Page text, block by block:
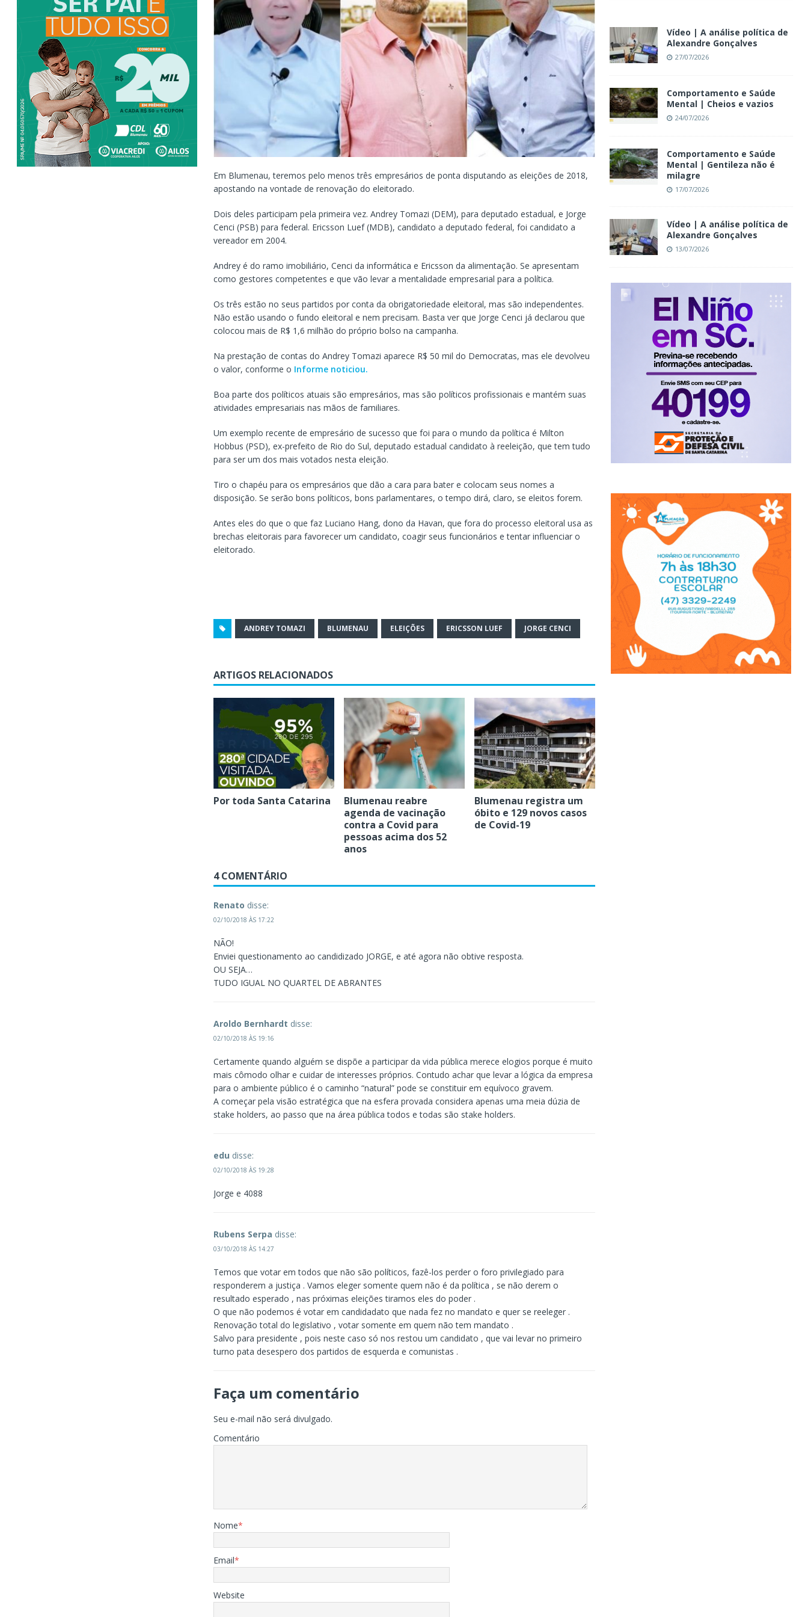
Em Blumenau, teremos pelo menos três empresários de ponta disputando as eleições de 2018,
apostando na vontade de renovação do eleitorado.
Dois deles participam pela primeira vez. Andrey Tomazi (DEM), para deputado estadual, e Jorge
Cenci (PSB) para federal. Ericsson Luef (MDB), candidato a deputado federal, foi candidato a
vereador em 2004.
Andrey é do ramo imobiliário, Cenci da informática e Ericsson da alimentação. Se apresentam
como gestores competentes e que vão levar a mentalidade empresarial para a política.
Os três estão no seus partidos por conta da obrigatoriedade eleitoral, mas são independentes.
Não estão usando o fundo eleitoral e nem precisam. Basta ver que Jorge Cenci já declarou que
colocou mais de R$ 1,6 milhão do próprio bolso na campanha.
Na prestação de contas do Andrey Tomazi aparece R$ 50 mil do Democratas, mas ele devolveu
o valor, conforme o Informe noticiou.
Boa parte dos políticos atuais são empresários, mas são políticos profissionais e mantém suas
atividades empresariais nas mãos de familiares.
Um exemplo recente de empresário de sucesso que foi para o mundo da política é Milton
Hobbus (PSD), ex-prefeito de Rio do Sul, deputado estadual candidato à reeleição, que tem tudo
para ser um dos mais votados nesta eleição.
Tiro o chapéu para os empresários que dão a cara para bater e colocam seus nomes a
disposição. Se serão bons políticos, bons parlamentares, o tempo dirá, claro, se eleitos forem.
Antes eles do que o que faz Luciano Hang, dono da Havan, que fora do processo eleitoral usa as
brechas eleitorais para favorecer um candidato, coagir seus funcionários e tentar influenciar o
eleitorado.
ANDREY TOMAZI BLUMENAU ELEIÇÕES ERICSSON LUEF JORGE CENCI
ARTIGOS RELACIONADOS
Por toda Santa Catarina
Blumenau reabre
agenda de vacinação
contra a Covid para
pessoas acima dos 52
anos
Blumenau registra um
óbito e 129 novos casos
de Covid-19
4 COMENTÁRIO
Renato disse:
02/10/2018 ÀS 17:22
NÃO!
Enviei questionamento ao candidizado JORGE, e até agora não obtive resposta.
OU SEJA…
TUDO IGUAL NO QUARTEL DE ABRANTES
Aroldo Bernhardt disse:
02/10/2018 ÀS 19:16
Certamente quando alguém se dispõe a participar da vida pública merece elogios porque é muito
mais cômodo olhar e cuidar de interesses próprios. Contudo achar que levar a lógica da empresa
para o ambiente público é o caminho “natural” pode se constituir em equívoco gravem.
A começar pela visão estratégica que na esfera provada considera apenas uma meia dúzia de
stake holders, ao passo que na área pública todos e todas são stake holders.
edu disse:
02/10/2018 ÀS 19:28
Jorge e 4088
Rubens Serpa disse:
03/10/2018 ÀS 14:27
Temos que votar em todos que não são políticos, fazê-los perder o foro privilegiado para
responderem a justiça . Vamos eleger somente quem não é da política , se não derem o
resultado esperado , nas próximas eleições tiramos eles do poder .
O que não podemos é votar em candidadato que nada fez no mandato e quer se reeleger .
Renovação total do legislativo , votar somente em quem não tem mandato .
Salvo para presidente , pois neste caso só nos restou um candidato , que vai levar no primeiro
turno pata desespero dos partidos de esquerda e comunistas .
Faça um comentário
Seu e-mail não será divulgado.
Comentário
Nome*
Email*
Website
Vídeo | A análise política de
Alexandre Gonçalves
27/07/2026
Comportamento e Saúde
Mental | Cheios e vazios
24/07/2026
Comportamento e Saúde
Mental | Gentileza não é
milagre
17/07/2026
Vídeo | A análise política de
Alexandre Gonçalves
13/07/2026